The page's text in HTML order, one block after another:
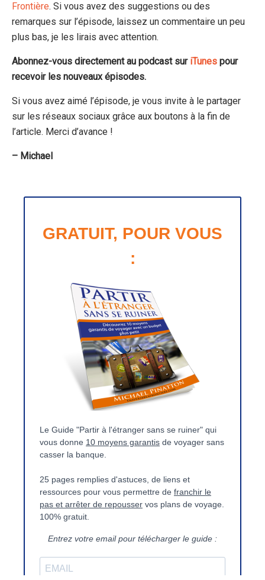
Frontière. Si vous avez des suggestions ou des
remarques sur l’épisode, laissez un commentaire un peu
plus bas, je les lirais avec attention.
Abonnez-vous directement au podcast sur iTunes pour
recevoir les nouveaux épisodes.
Si vous avez aimé l’épisode, je vous invite à le partager
sur les réseaux sociaux grâce aux boutons à la fin de
l’article. Merci d’avance !
– Michael